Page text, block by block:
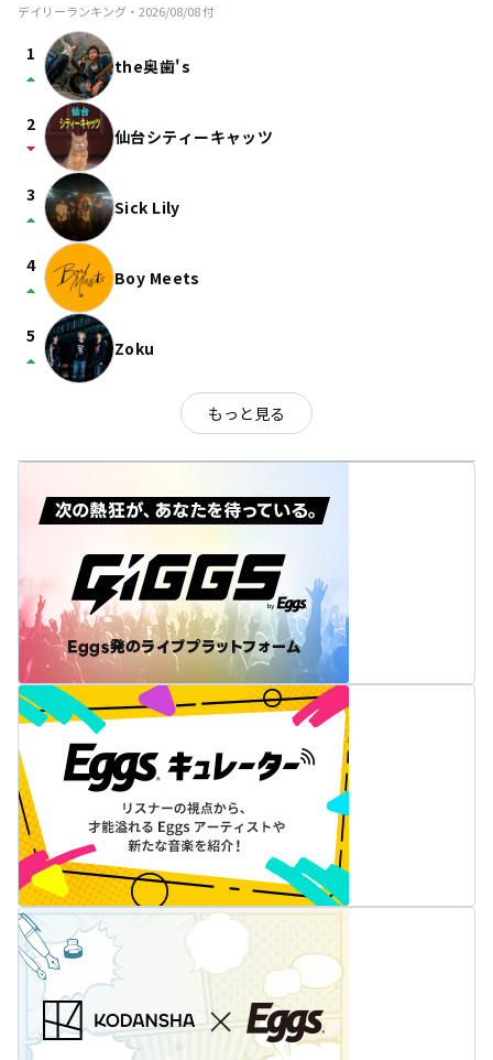
デイリーランキング・ 2026/08/08付
1
arrow_drop_up the奥歯's
2
arrow_drop_down 仙台シティーキャッツ
3
arrow_drop_up Sick Lily
4
arrow_drop_up Boy Meets
5
arrow_drop_up Zoku
もっと見る